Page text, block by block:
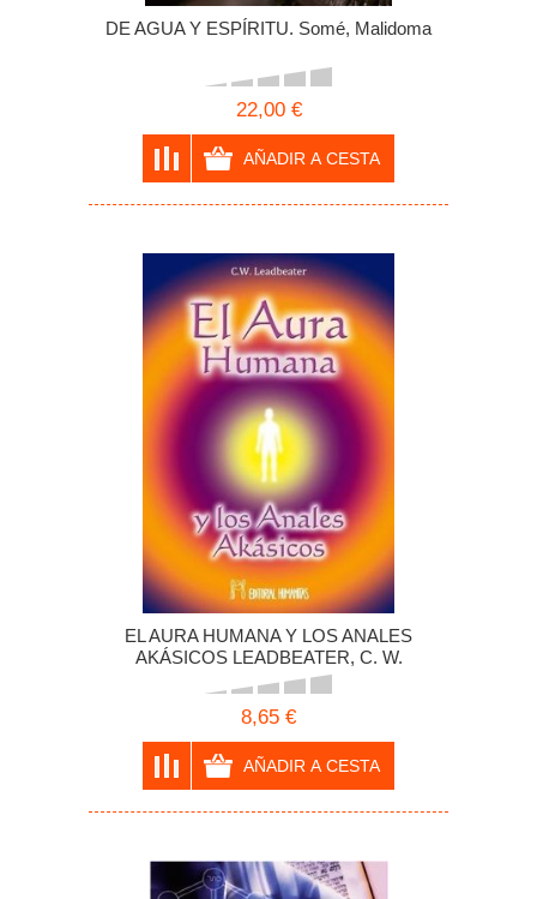
DE AGUA Y ESPÍRITU. Somé, Malidoma
22,00 €
EL AURA HUMANA Y LOS ANALES
AKÁSICOS LEADBEATER, C. W.
8,65 €